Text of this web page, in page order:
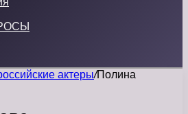
актеры/Полина